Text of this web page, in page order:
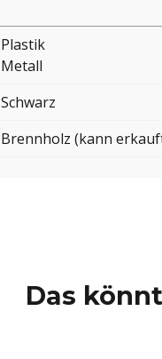
Plastik
Metall
Schwarz
Brennholz (kann
Das